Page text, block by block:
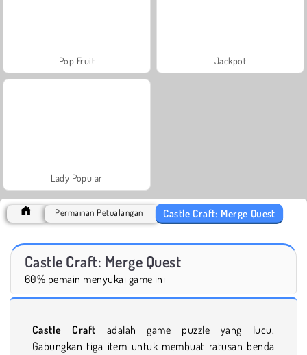
Pop Fruit Jackpot
Lady Popular
Permainan Petualangan Castle Craft: Merge Quest
Castle Craft: Merge Quest
60% pemain menyukai game ini
Castle Craft adalah game puzzle yang lucu.
Gabungkan tiga item untuk membuat ratusan benda